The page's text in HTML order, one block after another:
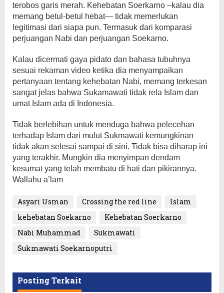
terobos garis merah. Kehebatan Soerkarno –kalau dia
memang betul-betul hebat— tidak memerlukan
legitimasi dari siapa pun. Termasuk dari komparasi
perjuangan Nabi dan perjuangan Soekarno.
Kalau dicermati gaya pidato dan bahasa tubuhnya
sesuai rekaman video ketika dia menyampaikan
pertanyaan tentang kehebatan Nabi, memang terkesan
sangat jelas bahwa Sukamawati tidak rela Islam dan
umat Islam ada di Indonesia.
Tidak berlebihan untuk menduga bahwa pelecehan
terhadap Islam dari mulut Sukmawati kemungkinan
tidak akan selesai sampai di sini. Tidak bisa diharap ini
yang terakhir. Mungkin dia menyimpan dendam
kesumat yang telah membatu di hati dan pikirannya.
Wallahu a’lam
Asyari Usman Crossing the red line
Islam
kehebatan Soekarno
Kehebatan Soerkarno
Nabi Muhammad
Sukmawati
Sukmawati Soekarnoputri
Posting Terkait